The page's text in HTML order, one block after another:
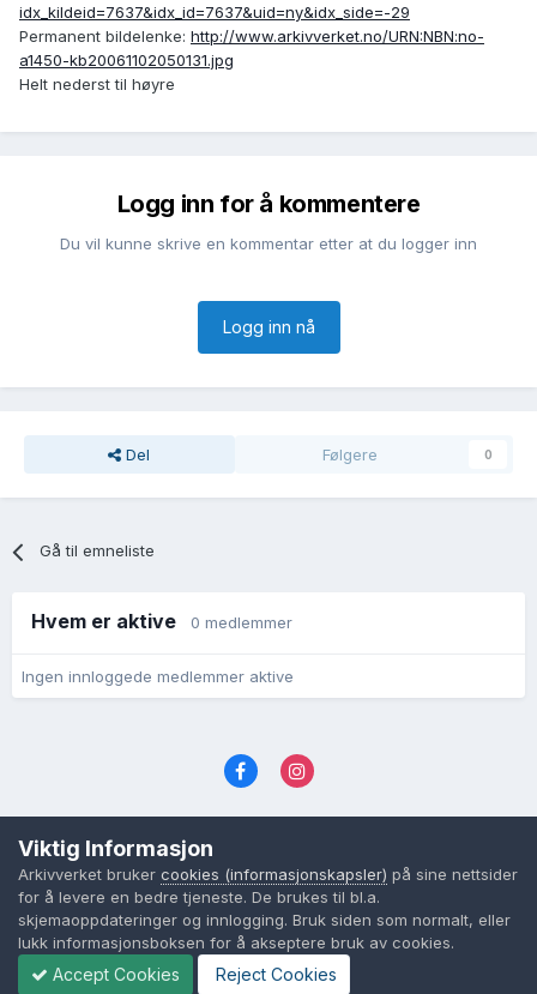
idx_kildeid=7637&idx_id=7637&uid=ny&idx_side=-29
Permanent bildelenke: http://www.arkivverket.no/URN:NBN:no-
a1450-kb20061102050131.jpg
Helt nederst til høyre
Logg inn for å kommentere
Du vil kunne skrive en kommentar etter at du logger inn
Logg inn nå
Del Følgere 0
Gå til emneliste
Hvem er aktive 0 medlemmer
Ingen innloggede medlemmer aktive
Cookies (informasjonskapsler)
Powered by Invision Community
Viktig Informasjon
Arkivverket bruker cookies (informasjonskapsler) på sine nettsider
for å levere en bedre tjeneste. De brukes til bl.a.
skjemaoppdateringer og innlogging. Bruk siden som normalt, eller
lukk informasjonsboksen for å akseptere bruk av cookies.
Accept Cookies Reject Cookies